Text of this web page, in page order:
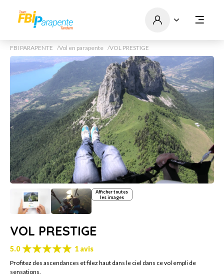
FBI PARAPENTE Vol en parapente VOL PRESTIGE
Afficher toutes
les images
VOL PRESTIGE
5.0 1 avis
Profitez des ascendances et filez haut dans le ciel dans ce vol empli de
sensations.